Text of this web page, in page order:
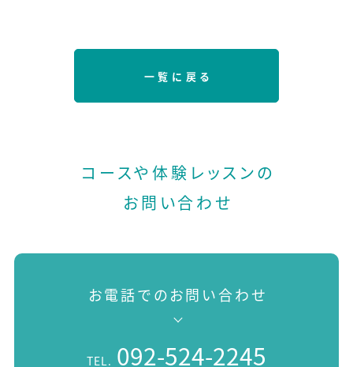
一覧に戻る
コースや体験レッスンの
お問い合わせ
お電話でのお問い合わせ
TEL. 092-524-2245